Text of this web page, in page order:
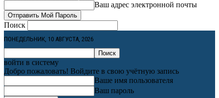
Ваш адрес электронной почты
Поиск
ПОНЕДЕЛЬНИК, 10 АВГУСТА, 2026
войти в систему
Добро пожаловать! Войдите в свою учётную запись
Ваше имя пользователя
Ваш пароль